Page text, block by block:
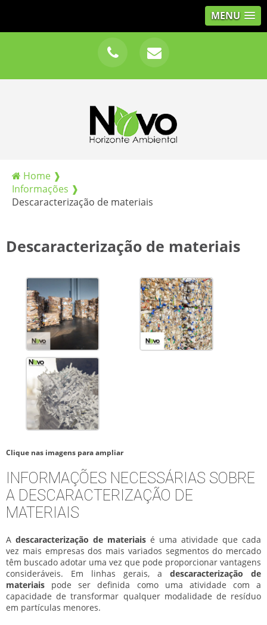
MENU
Home ❱
Informações ❱
Descaracterização de materiais
Descaracterização de materiais
Clique nas imagens para ampliar
INFORMAÇÕES NECESSÁRIAS SOBRE
A DESCARACTERIZAÇÃO DE
MATERIAIS
A descaracterização de materiais é uma atividade que cada
vez mais empresas dos mais variados segmentos do mercado
têm buscado adotar uma vez que pode proporcionar vantagens
consideráveis. Em linhas gerais, a descaracterização de
materiais pode ser definida como uma atividade com a
capacidade de transformar qualquer modalidade de resíduo
em partículas menores.